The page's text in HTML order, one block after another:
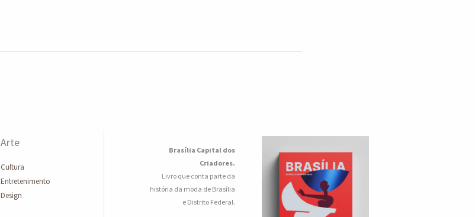
Arte
Cultura
Entretenimento
Design
Brasília Capital dos
Criadores.
Livro que conta parte da
história da moda de Brasília
e Distrito Federal.